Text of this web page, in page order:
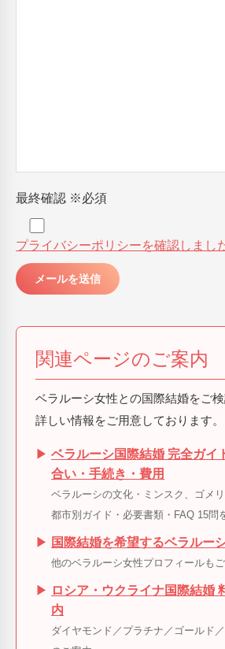
最終確認 ※必須
プライバシーポリシーを確認しまし
関連ページのご案内
ベラルーシ女性との国際結婚をご
詳しい情報をご用意しております。
▶ ベラルーシ国際結婚 完全ガイ
合い・手続き・費用
ベラルーシの文化・ミンスク、ゴメ
都市別ガイド・必要書類・FAQ 15問
▶ 国際結婚を希望するベラルー
他のベラルーシ女性プロフィールも
▶ ロシア・ウクライナ国際結婚
内
ダイヤモンド／プラチナ／ゴールド